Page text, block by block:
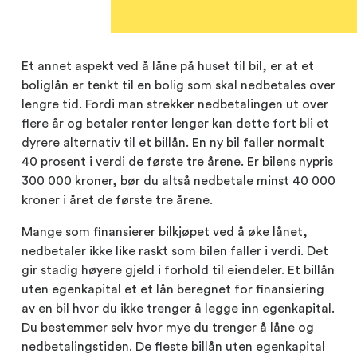
Et annet aspekt ved å låne på huset til bil, er at et
boliglån er tenkt til en bolig som skal nedbetales over
lengre tid. Fordi man strekker nedbetalingen ut over
flere år og betaler renter lenger kan dette fort bli et
dyrere alternativ til et billån. En ny bil faller normalt
40 prosent i verdi de første tre årene. Er bilens nypris
300 000 kroner, bør du altså nedbetale minst 40 000
kroner i året de første tre årene.
Mange som finansierer bilkjøpet ved å øke lånet,
nedbetaler ikke like raskt som bilen faller i verdi. Det
gir stadig høyere gjeld i forhold til eiendeler. Et billån
uten egenkapital et et lån beregnet for finansiering
av en bil hvor du ikke trenger å legge inn egenkapital.
Du bestemmer selv hvor mye du trenger å låne og
nedbetalingstiden. De fleste billån uten egenkapital